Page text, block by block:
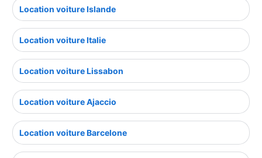
Location voiture Islande
Location voiture Italie
Location voiture Lissabon
Location voiture Ajaccio
Location voiture Barcelone